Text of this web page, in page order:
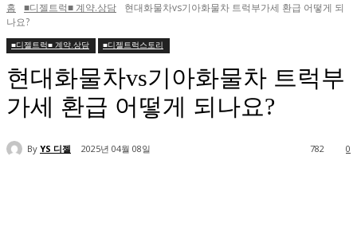
홈 ■디젤트럭■ 계약.상담
현대화물차vs기아화물차 트럭부가세 환급 어떻게 되
나요?
■디젤트럭■ 계약.상담 ■디젤트럭스토리
현대화물차vs기아화물차 트럭부
가세 환급 어떻게 되나요?
By YS 디젤 2025년 04월 08일 0
782